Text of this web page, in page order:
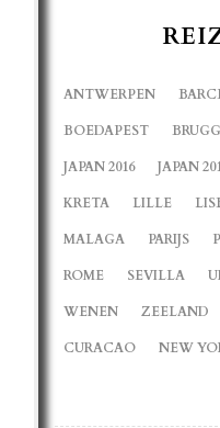
ANTWERPEN
BOEDAPEST
JAPAN 2016 JAPAN
KRETA LILLE
MALAGA PARIJS
ROME SEVILLA
WENEN ZEELAND
CURACAO NEW